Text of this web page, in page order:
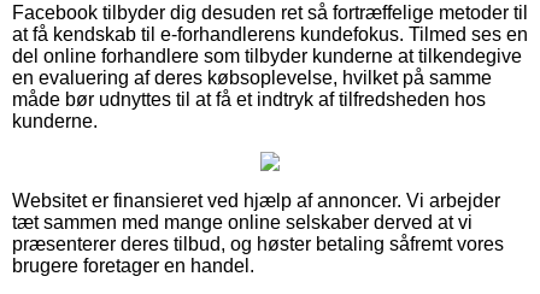
Facebook tilbyder dig desuden ret så fortræffelige metoder til
at få kendskab til e-forhandlerens kundefokus. Tilmed ses en
del online forhandlere som tilbyder kunderne at tilkendegive
en evaluering af deres købsoplevelse, hvilket på samme
måde bør udnyttes til at få et indtryk af tilfredsheden hos
kunderne.
Websitet er finansieret ved hjælp af annoncer. Vi arbejder
tæt sammen med mange online selskaber derved at vi
præsenterer deres tilbud, og høster betaling såfremt vores
brugere foretager en handel.